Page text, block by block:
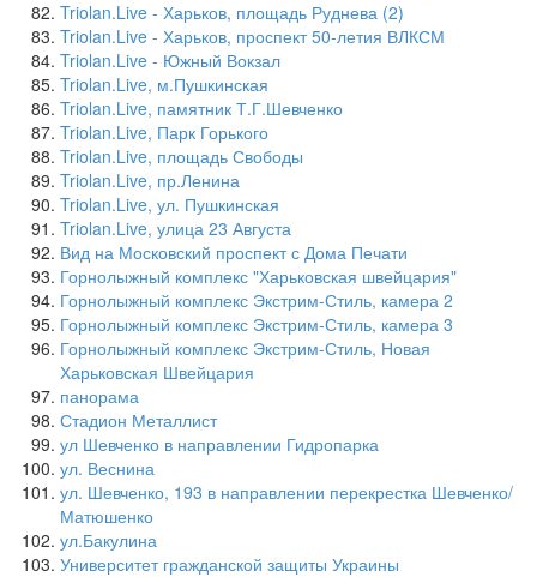
Triolan.Live - Харьков, площадь Руднева (2)
Triolan.Live - Харьков, проспект 50-летия ВЛКСМ
Triolan.Live - Южный Вокзал
Triolan.Live, м.Пушкинская
Triolan.Live, памятник Т.Г.Шевченко
Triolan.Live, Парк Горького
Triolan.Live, площадь Свободы
Triolan.Live, пр.Ленина
Triolan.Live, ул. Пушкинская
Triolan.Live, улица 23 Августа
Вид на Московский проспект с Дома Печати
Горнолыжный комплекс "Харьковская швейцария"
Горнолыжный комплекс Экстрим-Стиль, камера 2
Горнолыжный комплекс Экстрим-Стиль, камера 3
Горнолыжный комплекс Экстрим-Стиль, Новая
Харьковская Швейцария
панорама
Стадион Металлист
ул Шевченко в направлении Гидропарка
ул. Веснина
ул. Шевченко, 193 в направлении перекрестка Шевченко/
Матюшенко
ул.Бакулина
Университет гражданской защиты Украины